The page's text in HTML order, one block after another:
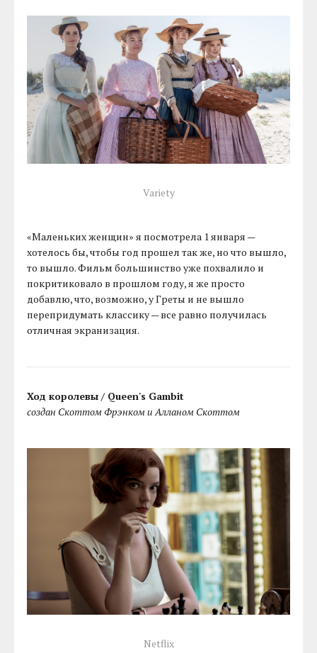
Variety
«Маленьких женщин» я посмотрела 1 января —
хотелось бы, чтобы год прошел так же, но что вышло,
то вышло. Фильм большинство уже похвалило и
покритиковало в прошлом году, я же просто
добавлю, что, возможно, у Греты и не вышло
перепридумать классику — все равно получилась
отличная экранизация.
Ход королевы / Queen's Gambit
создан Скоттом Фрэнком и Алланом Скоттом
Netflix